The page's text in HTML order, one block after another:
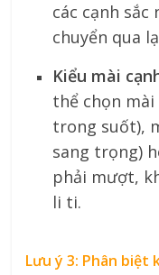
các cạnh
chuyển qua
Kiểu mài
thể chọn
trong suốt),
sang trọng)
phải mượt,
li ti.
Lưu ý 3: Phân biệt